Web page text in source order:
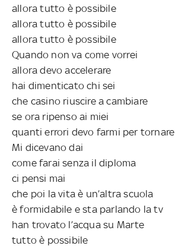
allora tutto è possibile
allora tutto è possibile
allora tutto è possibile
Quando non va come vorrei
allora devo accelerare
hai dimenticato chi sei
che casino riuscire a cambiare
se ora ripenso ai miei
quanti errori devo farmi per tornare
Mi dicevano dai
come farai senza il diploma
ci pensi mai
che poi la vita è un’altra scuola
è formidabile e sta parlando la tv
han trovato l’acqua su Marte
tutto è possibile